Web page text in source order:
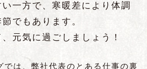
一方で、寒暖差により体調
でもあります。
元気に過ごしましょう！
では、弊社代表のとある仕事の裏